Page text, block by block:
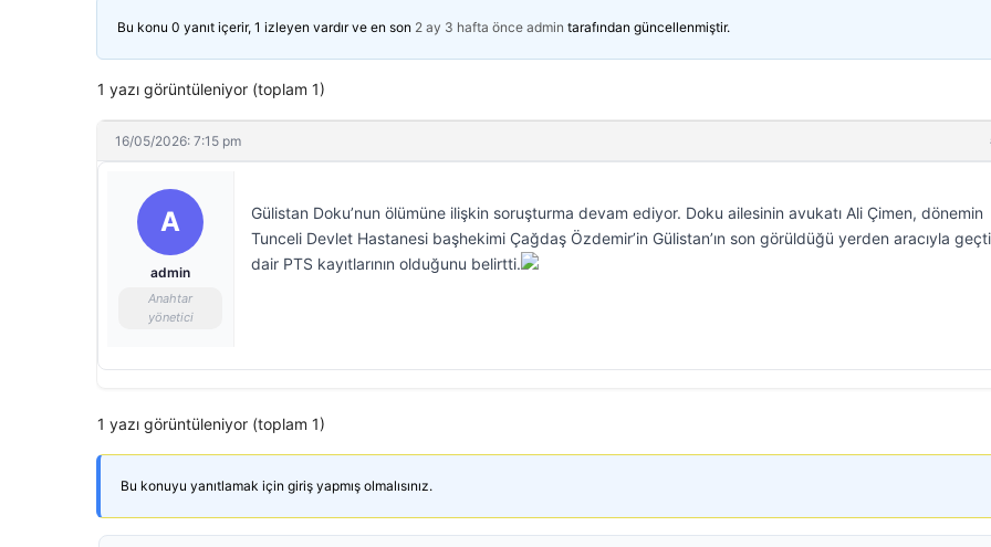
Bu konu 0 yanıt içerir, 1 izleyen vardır ve en son 2 ay 3 hafta önce admin tarafından güncellenmiştir.
1 yazı görüntüleniyor (toplam 1)
16/05/2026: 7:15 pm
A
admin
Anahtar
yönetici
Gülistan Doku’nun ölümüne ilişkin soruşturma devam ediyor. Doku ailesinin avukatı Ali Çimen, dönemin
Tunceli Devlet Hastanesi başhekimi Çağdaş Özdemir’in Gülistan’ın son görüldüğü yerden aracıyla
dair PTS kayıtlarının olduğunu belirtti.
1 yazı görüntüleniyor (toplam 1)
Bu konuyu yanıtlamak için giriş yapmış olmalısınız.